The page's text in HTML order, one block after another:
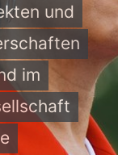
und
im